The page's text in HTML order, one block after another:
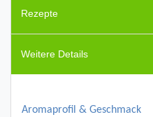
Rezepte
Weitere Details
Aromaprofil & Geschmack